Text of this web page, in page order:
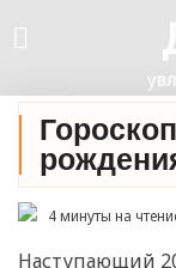
4 минуты на
Наступающий